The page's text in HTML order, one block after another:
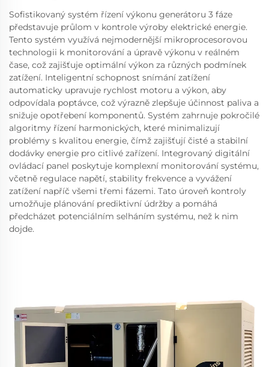
Sofistikovaný systém řízení výkonu generátoru 3 fáze
představuje průlom v kontrole výroby elektrické energie.
Tento systém využívá nejmodernější mikroprocesorovou
technologii k monitorování a úpravě výkonu v reálném
čase, což zajišťuje optimální výkon za různých podmínek
zatížení. Inteligentní schopnost snímání zatížení
automaticky upravuje rychlost motoru a výkon, aby
odpovídala poptávce, což výrazně zlepšuje účinnost paliva a
snižuje opotřebení komponentů. Systém zahrnuje pokročilé
algoritmy řízení harmonických, které minimalizují
problémy s kvalitou energie, čímž zajišťují čisté a stabilní
dodávky energie pro citlivé zařízení. Integrovaný digitální
ovládací panel poskytuje komplexní monitorování systému,
včetně regulace napětí, stability frekvence a vyvážení
zatížení napříč všemi třemi fázemi. Tato úroveň kontroly
umožňuje plánování prediktivní údržby a pomáhá
předcházet potenciálním selháním systému, než k nim
dojde.